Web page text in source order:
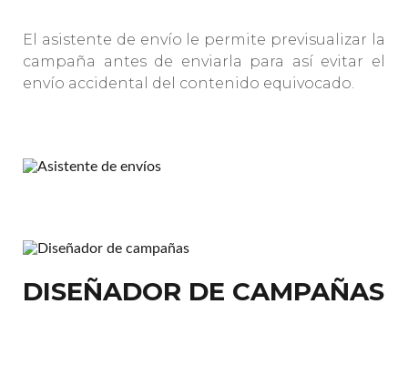
El asistente de envío le permite previsualizar la
campaña antes de enviarla para así evitar el
envío accidental del contenido equivocado.
DISEÑADOR DE CAMPAÑAS